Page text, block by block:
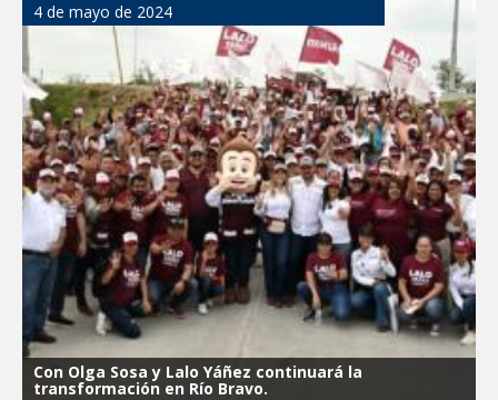
4 de mayo de 2024
Con Olga Sosa y Lalo Yáñez continuará la
transformación en Río Bravo.